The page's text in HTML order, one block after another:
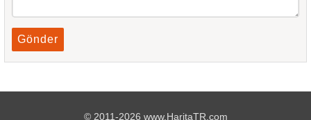
Gönder
© 2011-2026 www.HaritaTR.com